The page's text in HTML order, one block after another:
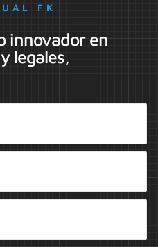
FK
innovador en
legales,